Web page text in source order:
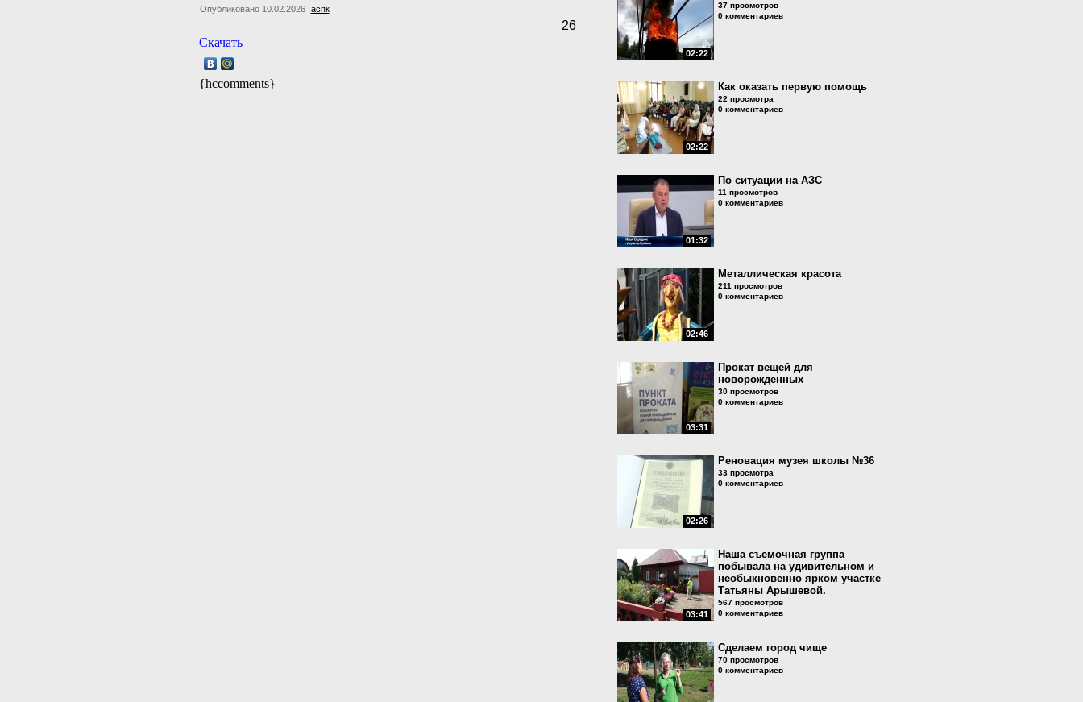
Опубликовано 10.02.2026 аспк
26
Скачать
{hccomments}
02:22
37 просмотров
0 комментариев
02:22
Как оказать первую помощь
22 просмотра
0 комментариев
01:32
По ситуации на АЗС
11 просмотров
0 комментариев
02:46
Металлическая красота
211 просмотров
0 комментариев
03:31
Прокат вещей для
новорожденных
30 просмотров
0 комментариев
02:26
Реновация музея школы №36
33 просмотра
0 комментариев
03:41
Наша съемочная группа
побывала на удивительном и
необыкновенно ярком участке
Татьяны Арышевой.
567 просмотров
0 комментариев
Сделаем город чище
70 просмотров
0 комментариев